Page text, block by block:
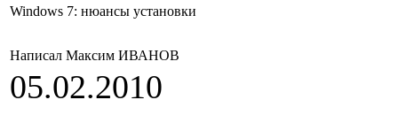
Windows 7: нюансы установки
Написал Максим ИВАНОВ
05.02.2010